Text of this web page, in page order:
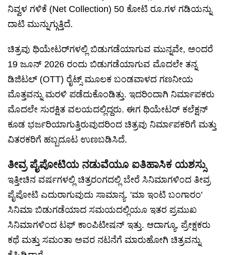
ನಿವ್ವಳ ಗಳಿಕೆ (Net Collection) 50 ಕೋಟಿ ರೂ.ಗಳ ಗಡಿಯನ್ನು
ದಾಟಿ ಮುನ್ನುಗ್ಗುತ್ತಿದೆ.
ಚಿತ್ರವು ಥಿಯೇಟರ್‌ಗಳಲ್ಲಿ ಬಿಡುಗಡೆಯಾಗುವ ಮುನ್ನವೇ, ಅಂದರೆ
19 ಜೂನ್ 2026 ರಂದು ಬಿಡುಗಡೆಯಾಗುವ ಮೊದಲೇ ತನ್ನ
ಡಿಜಿಟಲ್ (OTT) ರೈಟ್ಸ್ ಮೂಲಕ ಬಂಡವಾಳದ ಗಣನೀಯ
ಮೊತ್ತವನ್ನು ಮರಳಿ ಪಡೆದುಕೊಂಡಿತ್ತು. ಇದರಿಂದಾಗಿ ನಿರ್ಮಾಪಕರು
ಮೊದಲೇ ಸುರಕ್ಷಿತ ವಲಯದಲ್ಲಿದ್ದರು. ಈಗ ಥಿಯೇಟರ್ ಕಲೆಕ್ಷನ್
ಕೂಡ ಭರ್ಜರಿಯಾಗುತ್ತಿರುವುದರಿಂದ ಚಿತ್ರವು ನಿರ್ಮಾಪಕರಿಗೆ ಮತ್ತು
ವಿತರಕರಿಗೆ ಹಬ್ಬದೂಟ ಉಣಬಡಿಸಿದೆ.
ತೀವ್ರ ಪೈಪೋಟಿಯ ನಡುವೆಯೂ ಐತಿಹಾಸಿಕ ಯಶಸ್ಸು
ಇತ್ತೀಚಿನ ವರ್ಷಗಳಲ್ಲಿ ಚಿತ್ರರಂಗದಲ್ಲಿ ಬೇರೆ ಸಿನಿಮಾಗಳಿಂದ ತೀವ್ರ
ಪೈಪೋಟಿ ಎದುರಾಗುವುದು ಸಾಮಾನ್ಯ. 'ಮಾ ಇಂಟಿ ಬಂಗಾರಂ'
ಸಿನಿಮಾ ಬಿಡುಗಡೆಯಾದ ಸಮಯದಲ್ಲಿಯೂ ಇತರ ಪ್ರಮುಖ
ಸಿನಿಮಾಗಳಿಂದ ಟಫ್ ಕಾಂಪಿಟೀಷನ್ ಇತ್ತು. ಆದಾಗ್ಯೂ, ಪ್ರೇಕ್ಷಕರು
ಕಥೆ ಮತ್ತು ಸಮಂತಾ ಅವರ ನಟನೆಗೆ ಮಾರುಹೋಗಿ ಚಿತ್ರವನ್ನು